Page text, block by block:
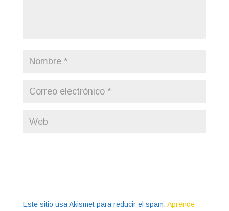
Este sitio usa Akismet para reducir el spam. Aprende